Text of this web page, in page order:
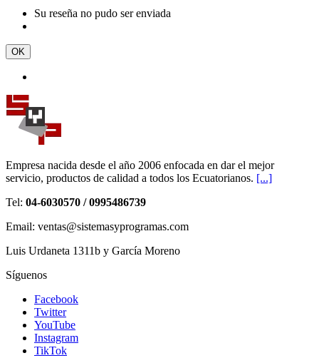
Su reseña no pudo ser enviada
OK
Empresa nacida desde el año 2006 enfocada en dar el mejor
servicio, productos de calidad a todos los Ecuatorianos. [...]
Tel: 04-6030570 / 0995486739
Email: ventas@sistemasyprogramas.com
Luis Urdaneta 1311b y García Moreno
Síguenos
Facebook
Twitter
YouTube
Instagram
TikTok